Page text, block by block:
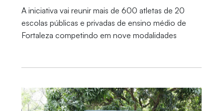
A iniciativa vai reunir mais de 600 atletas de 20
escolas públicas e privadas de ensino médio de
Fortaleza competindo em nove modalidades